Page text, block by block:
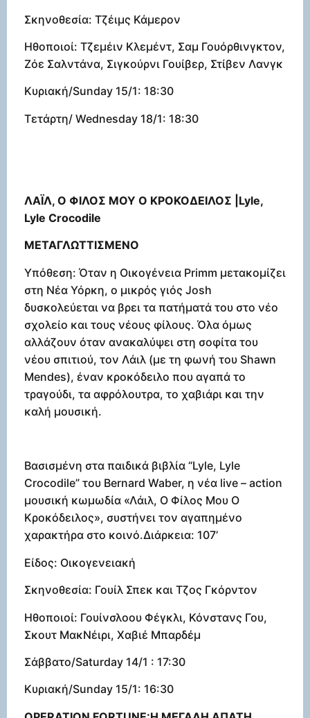
Σκηνοθεσία: Τζέιμς Κάμερον
Ηθοποιοί: Τζεμέιν Κλεμέντ, Σαμ Γουόρθινγκτον,
Ζόε Σαλντάνα, Σιγκούρνι Γουίβερ, Στίβεν Λανγκ
Κυριακή/Sunday 15/1: 18:30
Τετάρτη/ Wednesday 18/1: 18:30
ΛΑΪΛ, Ο ΦΙΛΟΣ ΜΟΥ Ο ΚΡΟΚΟΔΕΙΛΟΣ |Lyle,
Lyle Crocodile
ΜΕΤΑΓΛΩΤΤΙΣΜΕΝΟ
Υπόθεση: Όταν η Οικογένεια Primm μετακομίζει
στη Νέα Υόρκη, ο μικρός γιός Josh
δυσκολεύεται να βρει τα πατήματά του στο νέο
σχολείο και τους νέους φίλους. Όλα όμως
αλλάζουν όταν ανακαλύψει στη σοφίτα του
νέου σπιτιού, τον Λάιλ (με τη φωνή του Shawn
Mendes), έναν κροκόδειλο που αγαπά το
τραγούδι, τα αφρόλουτρα, το χαβιάρι και την
καλή μουσική.
Βασισμένη στα παιδικά βιβλία “Lyle, Lyle
Crocodile” του Bernard Waber, η νέα live – action
μουσική κωμωδία «Λάιλ, Ο Φίλος Μου Ο
Κροκόδειλος», συστήνει τον αγαπημένο
χαρακτήρα στο κοινό.Διάρκεια: 107’
Είδος: Οικογενειακή
Σκηνοθεσία: Γουίλ Σπεκ και Τζος Γκόρντον
Ηθοποιοί: Γουίνσλοου Φέγκλι, Κόνστανς Γου,
Σκουτ ΜακΝέιρι, Χαβιέ Μπαρδέμ
Σάββατο/Saturday 14/1 : 17:30
Κυριακή/Sunday 15/1: 16:30